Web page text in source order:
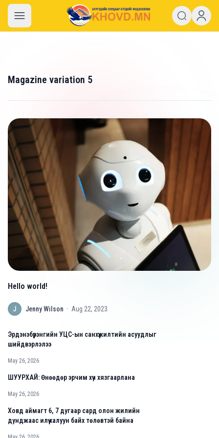
khovd.mn
Magazine variation 5
Hello world!
J Jenny Wilson · Aug 22, 2023
Эрдэнэбүрэнгийн УЦС-ын санхүүжилтийн асуудлыг
шийдвэрлэлээ
May 26, 2026
ШУУРХАЙ: Өнөөдөр эрчим хүч хязгаарлана
May 26, 2026
Ховд аймагт 6, 7 дугаар сард олон жилийн
дунджаас илүү халуун байх төлөвтэй байна